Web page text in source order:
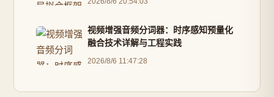
视频增强音频分词器：时序感知预量化
融合技术详解与工程实践
2026/8/6 11:47:28